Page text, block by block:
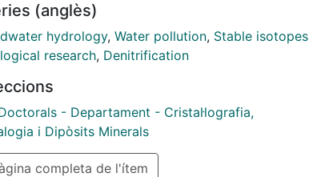
El seguimiento y estudio del proceso se
mediante la combinación de herramientas de
químico y microbiológico y la aplicación de
pollution is a widespread problem that affects
in many regions of the world, undermining
and therefore its safe use. Despite the
of improved management practices, nitrate
(anglès)
hydrology, Water pollution, Stable isotopes
research, Denitrification
- Departament - Cristal·lografia,
i Dipòsits Minerals
completa de l'ítem